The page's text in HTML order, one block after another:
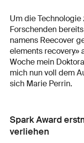
Um die
Forschenden
namens Reecover
elements recovery»
Woche mein
mich nun voll dem
sich Marie Perrin.
Spark Award
verliehen